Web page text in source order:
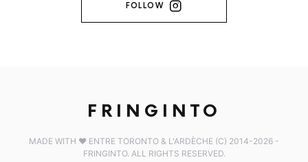
FOLLOW
FRINGINTO
MADE WITH ♥️ ENTRE TORONTO & L'ARDÈCHE (C) 2014-2026 -
FRINGINTO. ALL RIGHTS RESERVED.